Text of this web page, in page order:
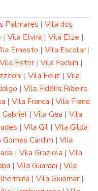
Palmares | Vila dos
| Vila Elvira | Vila Elze |
Ernesto | Vila Escolar|
Vila Ester| Vila Fachini |
| Vila Feliz | Vila
| Vila Fidélis Ribeiro
| Vila Franca | Vila Franci
Gabriel | Vila Gea | Vila
| Vila Gil | Vila Gilda
Gomes Cardim | Vila
| Vila Graziela | Vila
| Vila Guarani | Vila
| Vila Guiomar|